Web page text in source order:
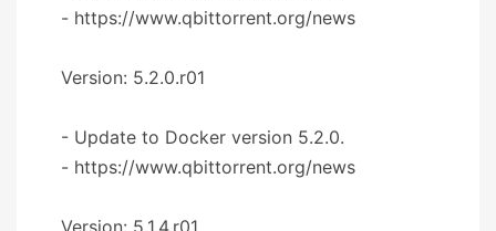
- https://www.qbittorrent.org/news
Version: 5.2.0.r01
- Update to Docker version 5.2.0.
- https://www.qbittorrent.org/news
Version: 5.1.4.r01